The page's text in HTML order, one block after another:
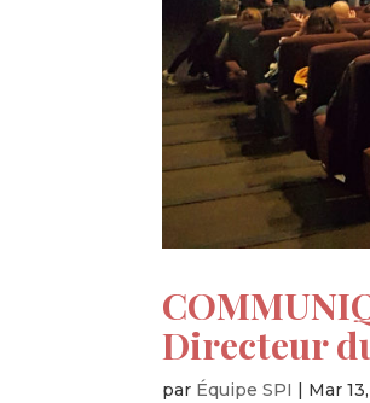
Directeur
par Équipe SPI | Mar